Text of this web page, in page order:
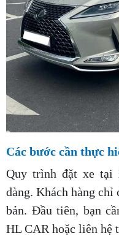
Các bước cần thực
Quy trình đặt xe tại
dàng. Khách hàng
bản. Đầu tiên, bạn
HL CAR hoặc liên hệ